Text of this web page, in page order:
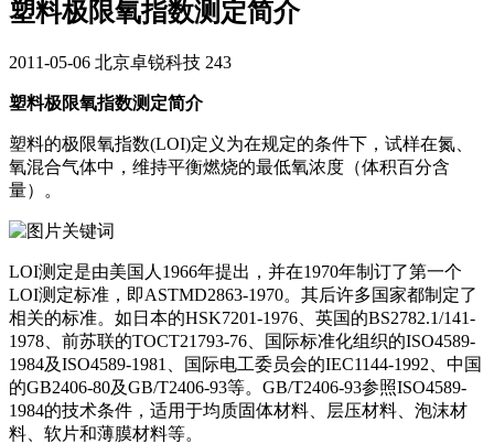
塑料极限氧指数测定简介
2011-05-06 北京卓锐科技 243
塑料极限氧指数测定简介
塑料的极限氧指数(LOI)定义为在规定的条件下，试样在氮、
氧混合气体中，维持平衡燃烧的最低氧浓度（体积百分含
量）。
LOI测定是由美国人1966年提出，并在1970年制订了第一个
LOI测定标准，即ASTMD2863-1970。其后许多国家都制定了
相关的标准。如日本的HSK7201-1976、英国的BS2782.1/141-
1978、前苏联的TOCT21793-76、国际标准化组织的ISO4589-
1984及ISO4589-1981、国际电工委员会的IEC1144-1992、中国
的GB2406-80及GB/T2406-93等。GB/T2406-93参照ISO4589-
1984的技术条件，适用于均质固体材料、层压材料、泡沫材
料、软片和薄膜材料等。